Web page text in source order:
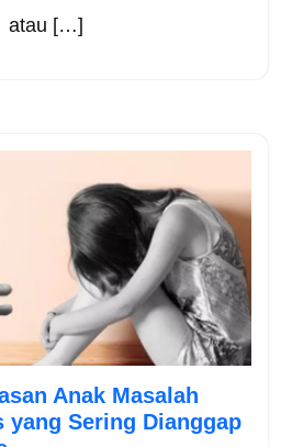
atau […]
Anak Masalah
yang Sering Dianggap